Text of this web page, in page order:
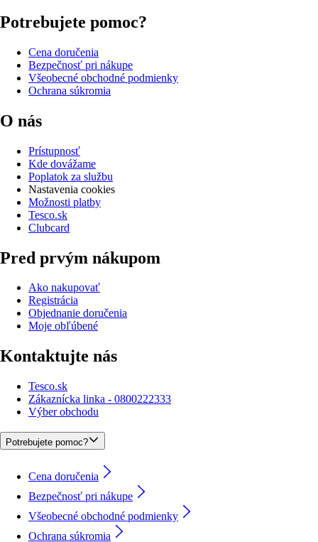
Potrebujete pomoc?
Cena doručenia
Bezpečnosť pri nákupe
Všeobecné obchodné podmienky
Ochrana súkromia
O nás
Prístupnosť
Kde dovážame
Poplatok za službu
Nastavenia cookies
Možnosti platby
Tesco.sk
Clubcard
Pred prvým nákupom
Ako nakupovať
Registrácia
Objednanie doručenia
Moje obľúbené
Kontaktujte nás
Tesco.sk
Zákaznícka linka - 0800222333
Výber obchodu
Potrebujete pomoc?
Cena doručenia
Bezpečnosť pri nákupe
Všeobecné obchodné podmienky
Ochrana súkromia